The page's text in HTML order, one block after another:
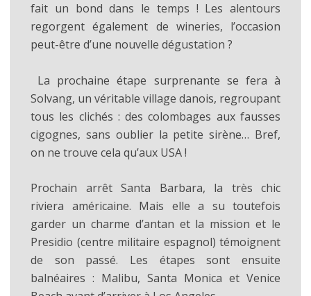
fait un bond dans le temps ! Les alentours
regorgent également de wineries, l’occasion
peut-être d’une nouvelle dégustation ?
La prochaine étape surprenante se fera à
Solvang, un véritable village danois, regroupant
tous les clichés : des colombages aux fausses
cigognes, sans oublier la petite sirène… Bref,
on ne trouve cela qu’aux USA !
Prochain arrêt Santa Barbara, la très chic
riviera américaine. Mais elle a su toutefois
garder un charme d’antan et la mission et le
Presidio (centre militaire espagnol) témoignent
de son passé. Les étapes sont ensuite
balnéaires : Malibu, Santa Monica et Venice